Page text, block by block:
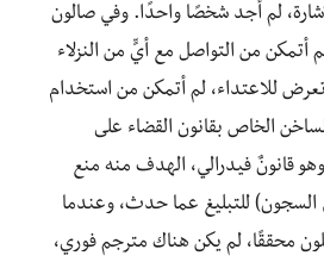
لم أجد شخصًا واحدًا. وفي صالون
أتمكن من التواصل مع أيٍّ من النزلاء
للاعتداء، لم أتمكن من استخدام
الخاص بقانون القضاء على
قانونٌ فيدرالي، الهدف منه منع
السجون) للتبليغ عما حدث، وعندما
محققًا، لم يكن هناك مترجم فوري،